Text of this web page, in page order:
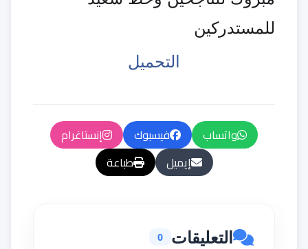
للمستدركين
التحميل
واتساب فيسبوك
إنستاغرام
إيميل
طباعة
التعليقات 0